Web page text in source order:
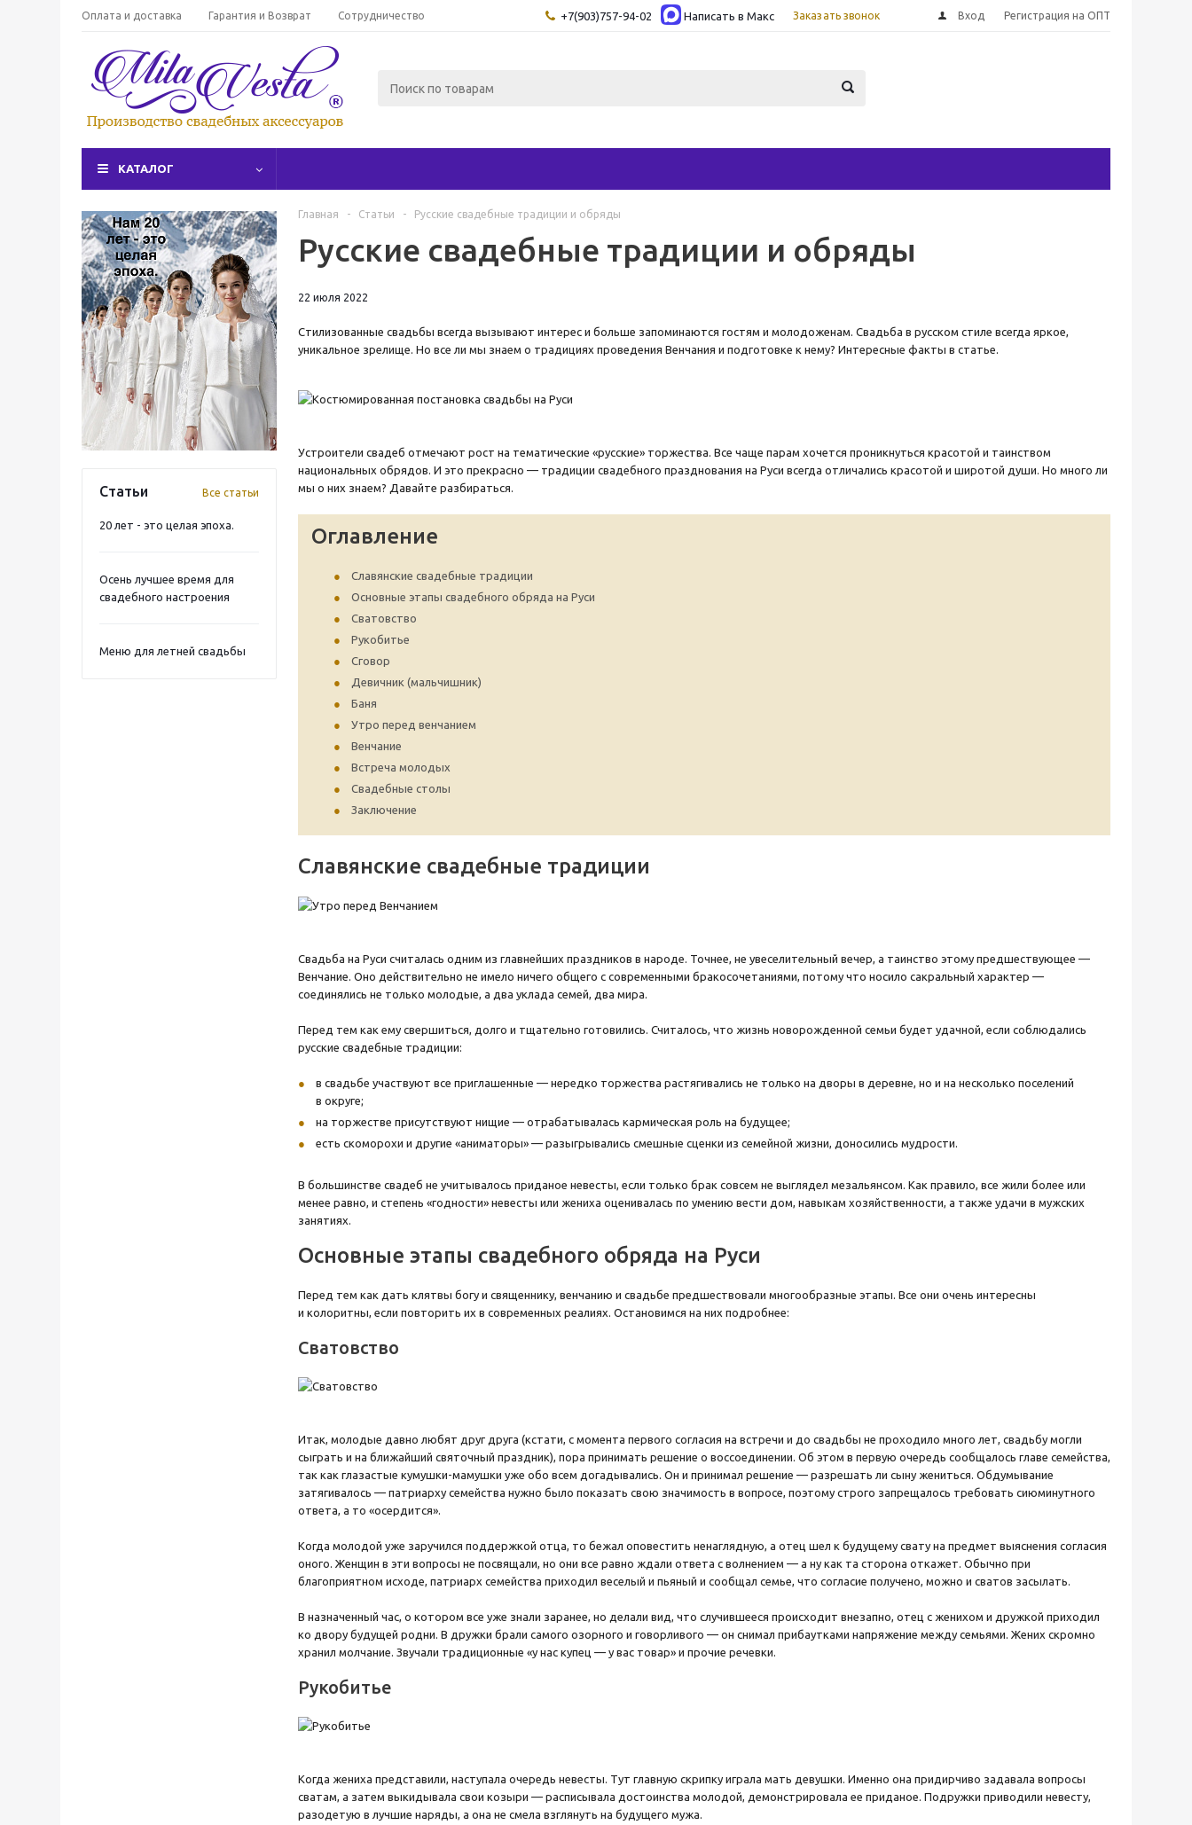
Оплата и доставка Гарантия и Возврат Сотрудничество +7(903)757-94-02 Написать в Maкс Заказать звонок Вход Регистрация на ОПТ
КАТАЛОГ
Статьи Все статьи
20 лет - это целая эпоха.
Осень лучшее время для
свадебного настроения
Меню для летней свадьбы
Главная - Статьи - Русские свадебные традиции и обряды
Русские свадебные традиции и обряды
22 июля 2022
Стилизованные свадьбы всегда вызывают интерес и больше запоминаются гостям и молодоженам. Свадьба в русском стиле всегда яркое,
уникальное зрелище. Но все ли мы знаем о традициях проведения Венчания и подготовке к нему? Интересные факты в статье.
Устроители свадеб отмечают рост на тематические «русские» торжества. Все чаще парам хочется проникнуться красотой и таинством
национальных обрядов. И это прекрасно — традиции свадебного празднования на Руси всегда отличались красотой и широтой души. Но много ли
мы о них знаем? Давайте разбираться.
Оглавление
Славянские свадебные традиции
Основные этапы свадебного обряда на Руси
Сватовство
Рукобитье
Сговор
Девичник (мальчишник)
Баня
Утро перед венчанием
Венчание
Встреча молодых
Свадебные столы
Заключение
Славянские свадебные традиции
Свадьба на Руси считалась одним из главнейших праздников в народе. Точнее, не увеселительный вечер, а таинство этому предшествующее —
Венчание. Оно действительно не имело ничего общего с современными бракосочетаниями, потому что носило сакральный характер —
соединялись не только молодые, а два уклада семей, два мира.
Перед тем как ему свершиться, долго и тщательно готовились. Считалось, что жизнь новорожденной семьи будет удачной, если соблюдались
русские свадебные традиции:
в свадьбе участвуют все приглашенные — нередко торжества растягивались не только на дворы в деревне, но и на несколько поселений
в округе;
на торжестве присутствуют нищие — отрабатывалась кармическая роль на будущее;
есть скоморохи и другие «аниматоры» — разыгрывались смешные сценки из семейной жизни, доносились мудрости.
В большинстве свадеб не учитывалось приданое невесты, если только брак совсем не выглядел мезальянсом. Как правило, все жили более или
менее равно, и степень «годности» невесты или жениха оценивалась по умению вести дом, навыкам хозяйственности, а также удачи в мужских
занятиях.
Основные этапы свадебного обряда на Руси
Перед тем как дать клятвы богу и священнику, венчанию и свадьбе предшествовали многообразные этапы. Все они очень интересны
и колоритны, если повторить их в современных реалиях. Остановимся на них подробнее:
Сватовство
Итак, молодые давно любят друг друга (кстати, с момента первого согласия на встречи и до свадьбы не проходило много лет, свадьбу могли
сыграть и на ближайший святочный праздник), пора принимать решение о воссоединении. Об этом в первую очередь сообщалось главе семейства,
так как глазастые кумушки-мамушки уже обо всем догадывались. Он и принимал решение — разрешать ли сыну жениться. Обдумывание
затягивалось — патриарху семейства нужно было показать свою значимость в вопросе, поэтому строго запрещалось требовать сиюминутного
ответа, а то «осердится».
Когда молодой уже заручился поддержкой отца, то бежал оповестить ненаглядную, а отец шел к будущему свату на предмет выяснения согласия
оного. Женщин в эти вопросы не посвящали, но они все равно ждали ответа с волнением — а ну как та сторона откажет. Обычно при
благоприятном исходе, патриарх семейства приходил веселый и пьяный и сообщал семье, что согласие получено, можно и сватов засылать.
В назначенный час, о котором все уже знали заранее, но делали вид, что случившееся происходит внезапно, отец с женихом и дружкой приходил
ко двору будущей родни. В дружки брали самого озорного и говорливого — он снимал прибаутками напряжение между семьями. Жених скромно
хранил молчание. Звучали традиционные «у нас купец — у вас товар» и прочие речевки.
Рукобитье
Когда жениха представили, наступала очередь невесты. Тут главную скрипку играла мать девушки. Именно она придирчиво задавала вопросы
сватам, а затем выкидывала свои козыри — расписывала достоинства молодой, демонстрировала ее приданое. Подружки приводили невесту,
разодетую в лучшие наряды, а она не смела взглянуть на будущего мужа.